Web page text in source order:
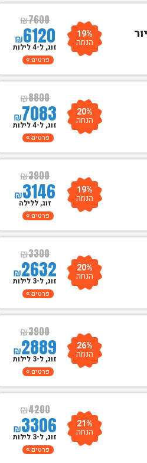
₪7600
₪6120 19%
הנחה זוג, ל-4 לילות
פרטים
₪8800
₪7083 20%
הנחה זוג, ל-4 לילות
פרטים
₪3900
₪3146 19%
הנחה זוג, ללילה
פרטים
₪3300
₪2632 20%
הנחה זוג, ל-3 לילות
פרטים
₪3900
₪2889 26%
הנחה זוג, ל-3 לילות
פרטים
₪4200
₪3306 21%
הנחה זוג, ל-3 לילות
פרטים